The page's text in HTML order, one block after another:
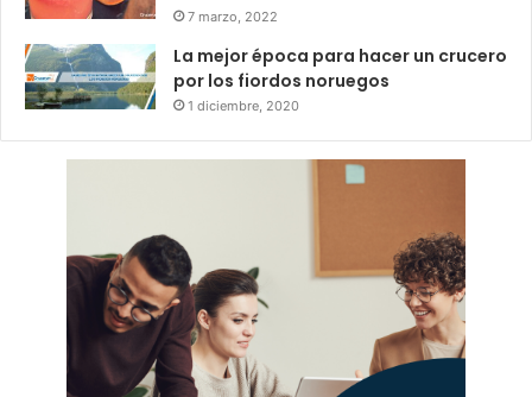
7 marzo, 2022
La mejor época para hacer un crucero
por los fiordos noruegos
1 diciembre, 2020